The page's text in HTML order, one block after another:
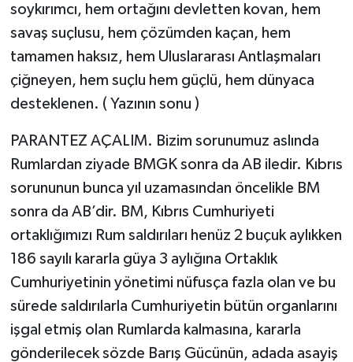
soykırımcı, hem ortağını devletten kovan, hem
savaş suçlusu, hem çözümden kaçan, hem
tamamen haksız, hem Uluslararası Antlaşmaları
çiğneyen, hem suçlu hem güçlü, hem dünyaca
desteklenen. ( Yazının sonu )
PARANTEZ AÇALIM. Bizim sorunumuz aslında
Rumlardan ziyade BMGK sonra da AB iledir. Kıbrıs
sorununun bunca yıl uzamasından öncelikle BM
sonra da AB’dir. BM, Kıbrıs Cumhuriyeti
ortaklığımızı Rum saldırıları henüz 2 buçuk aylıkken
186 sayılı kararla güya 3 aylığına Ortaklık
Cumhuriyetinin yönetimi nüfusça fazla olan ve bu
sürede saldırılarla Cumhuriyetin bütün organlarını
işgal etmiş olan Rumlarda kalmasına, kararla
gönderilecek sözde Barış Gücünün, adada asayiş